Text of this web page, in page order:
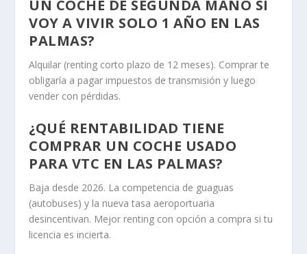
UN COCHE DE SEGUNDA MANO SI
VOY A VIVIR SOLO 1 AÑO EN LAS
PALMAS?
Alquilar (renting corto plazo de 12 meses). Comprar te
obligaría a pagar impuestos de transmisión y luego
vender con pérdidas.
¿QUÉ RENTABILIDAD TIENE
COMPRAR UN COCHE USADO
PARA VTC EN LAS PALMAS?
Baja desde 2026. La competencia de guaguas
(autobuses) y la nueva tasa aeroportuaria
desincentivan. Mejor renting con opción a compra si tu
licencia es incierta.